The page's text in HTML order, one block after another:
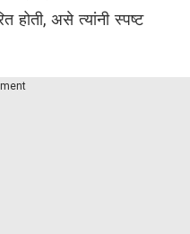
होती, असे त्यांनी स्पष्ट